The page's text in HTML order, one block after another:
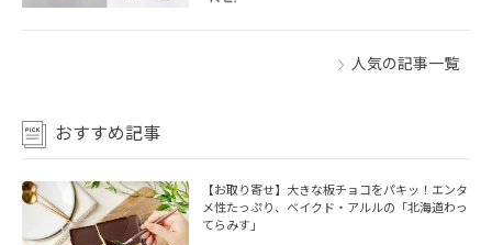
人気の記事一覧
おすすめ記事
【お取り寄せ】大きな板チョコをパキッ！エンタ
メ性たっぷり、ベイクド・アルルの「北海道わっ
てらみす」